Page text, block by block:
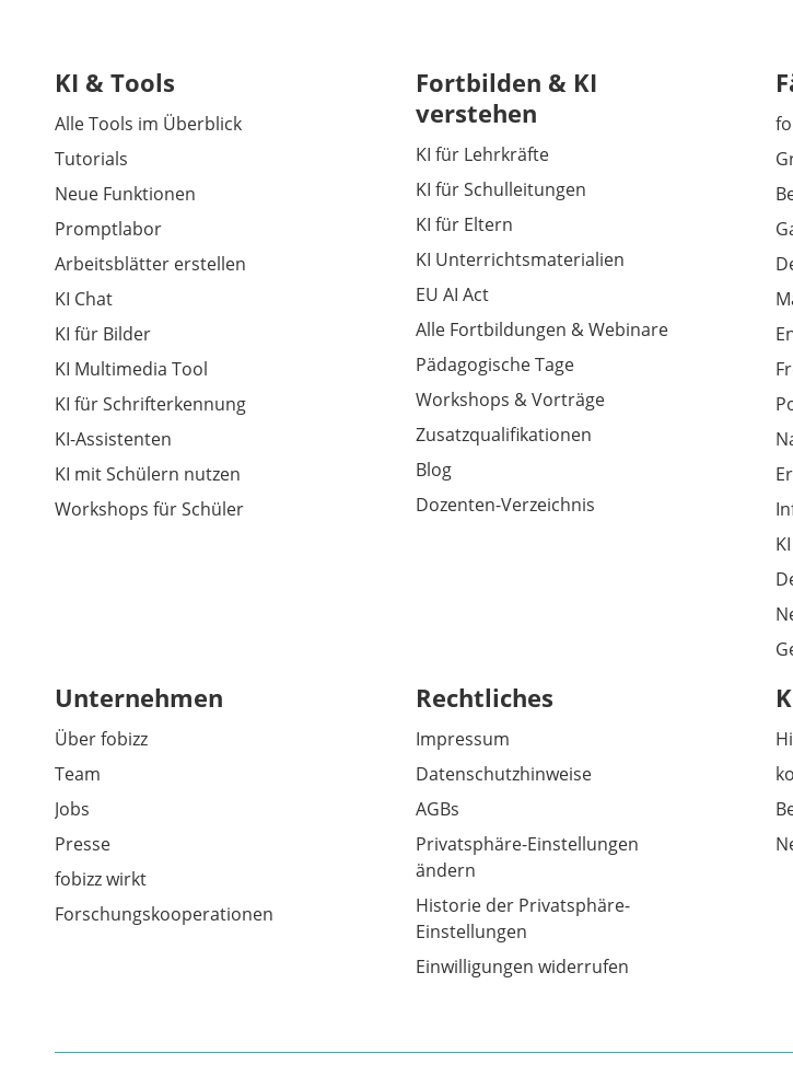
KI & Tools
Alle Tools im Überblick
Tutorials
Neue Funktionen
Promptlabor
Arbeitsblätter erstellen
KI Chat
KI für Bilder
KI Multimedia Tool
KI für Schrifterkennung
KI-Assistenten
KI mit Schülern nutzen
Workshops für Schüler
Fortbilden & KI
verstehen
KI für Lehrkräfte
KI für Schulleitungen
KI für Eltern
KI Unterrichtsmaterialien
EU AI Act
Alle Fortbildungen & Webinare
Pädagogische Tage
Workshops & Vorträge
Zusatzqualifikationen
Blog
Dozenten-Verzeichnis
KI
Unternehmen
Über fobizz
Team
Jobs
Presse
fobizz wirkt
Forschungskooperationen
Rechtliches
Impressum
Datenschutzhinweise
AGBs
Privatsphäre-Einstellungen
ändern
Historie der Privatsphäre-
Einstellungen
Einwilligungen widerrufen